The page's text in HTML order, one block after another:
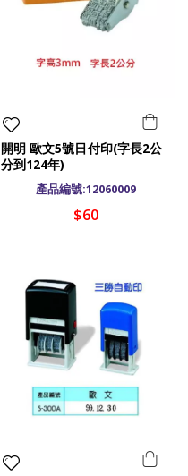
開明 歐文5號日付印(字長2公
分到124年)
產品編號:12060009
$60